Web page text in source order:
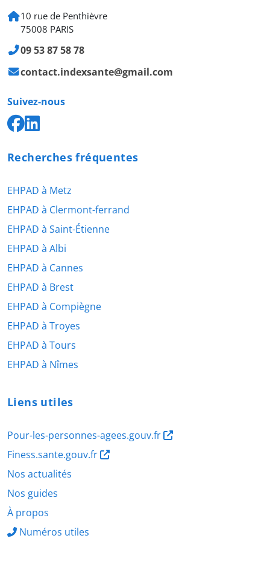
10 rue de Penthièvre
75008 PARIS
09 53 87 58 78
contact.indexsante@gmail.com
Suivez-nous
Recherches fréquentes
EHPAD à Metz
EHPAD à Clermont-ferrand
EHPAD à Saint-Étienne
EHPAD à Albi
EHPAD à Cannes
EHPAD à Brest
EHPAD à Compiègne
EHPAD à Troyes
EHPAD à Tours
EHPAD à Nîmes
Liens utiles
Pour-les-personnes-agees.gouv.fr
Finess.sante.gouv.fr
Nos actualités
Nos guides
À propos
Numéros utiles